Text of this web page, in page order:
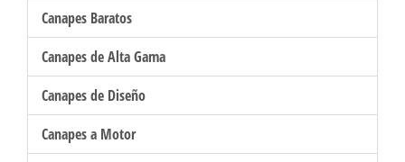
Canapes Baratos
Canapes de Alta Gama
Canapes de Diseño
Canapes a Motor